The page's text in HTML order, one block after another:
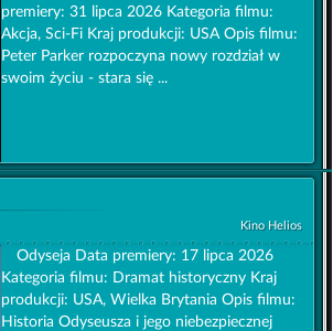
premiery: 31 lipca 2026 Kategoria filmu:
Akcja, Sci-Fi Kraj produkcji: USA Opis filmu:
Peter Parker rozpoczyna nowy rozdział w
swoim życiu - stara się ...
Kino Helios
Odyseja Data premiery: 17 lipca 2026
Kategoria filmu: Dramat historyczny Kraj
produkcji: USA, Wielka Brytania Opis filmu:
Historia Odyseusza i jego niebezpiecznej